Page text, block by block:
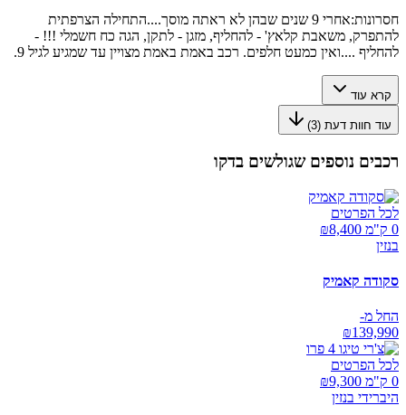
חסרונות:
אחרי 9 שנים שבהן לא ראתה מוסך....התחילה הצרפתית
להתפרק, משאבת קלאץ' - להחליף, מזגן - לתקן, הגה כח חשמלי !!! -
להחליף ....ואין כמעט חלפים. רכב באמת באמת מצויין עד שמגיע לגיל 9.
קרא עוד
עוד חוות דעת (3
)
רכבים נוספים שגולשים בדקו
לכל הפרטים
0 ק"מ ₪
8,400
בנזין
סקודה קאמיק
החל מ-
₪139,990
לכל הפרטים
0 ק"מ ₪
9,300
היברידי בנזין